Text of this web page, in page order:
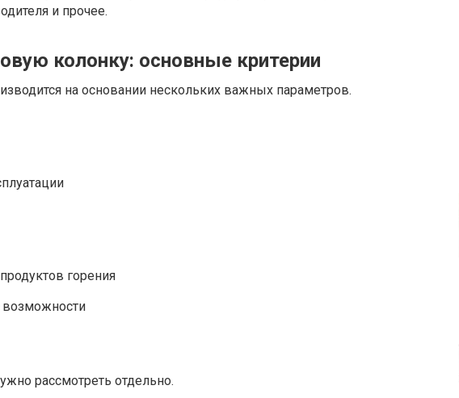
и прочее.
колонку: основные критерии
на основании нескольких важных параметров.
горения
рассмотреть отдельно.